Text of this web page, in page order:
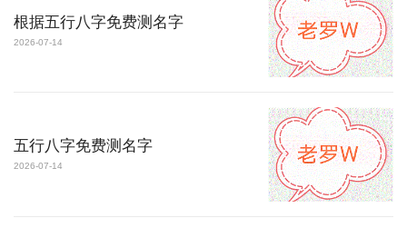
根据五行八字免费测名字
2026-07-14
五行八字免费测名字
2026-07-14